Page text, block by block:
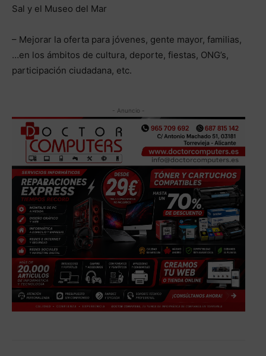
Sal y el Museo del Mar
– Mejorar la oferta para jóvenes, gente mayor, familias,
…en los ámbitos de cultura, deporte, fiestas, ONG’s,
participación ciudadana, etc.
- Anuncio -